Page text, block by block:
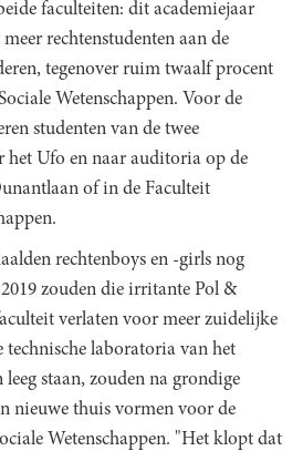
faculteiten: dit academiejaar
rechtenstudenten aan de
tegenover ruim twaalf procent
Wetenschappen. Voor de
studenten van de twee
het Ufo en naar auditoria op de
of in de Faculteit
rechtenboys en -girls nog
zouden die irritante Pol &
verlaten voor meer zuidelijke
laboratoria van het
staan, zouden na grondige
nieuwe thuis vormen voor de
Wetenschappen. "Het klopt dat